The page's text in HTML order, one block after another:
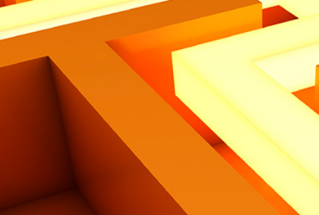
Heritage
Lavora con noi
Contatti
Ita